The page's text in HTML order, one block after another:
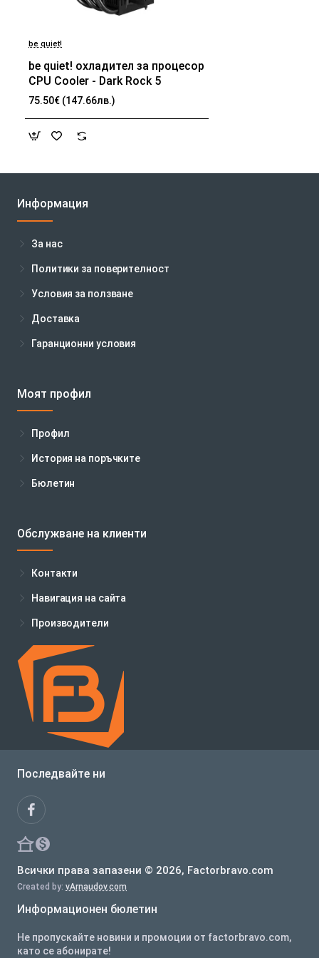
be quiet!
be quiet! охладител за процесор
CPU Cooler - Dark Rock 5
75.50€ (147.66лв.)
Информация
За нас
Политики за поверителност
Условия за ползване
Доставка
Гаранционни условия
Моят профил
Профил
История на поръчките
Бюлетин
Обслужване на клиенти
Контакти
Навигация на сайта
Производители
Последвайте ни
Всички права запазени © 2026, Factorbravo.com
Created by: vArnaudov.com
Информационен бюлетин
Не пропускайте новини и промоции от factorbravo.com,
като се абонирате!